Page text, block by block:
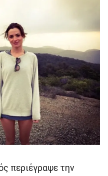
περιέγραψε την